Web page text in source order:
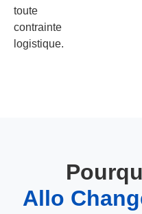
toute
contrainte
logistique.
Allo